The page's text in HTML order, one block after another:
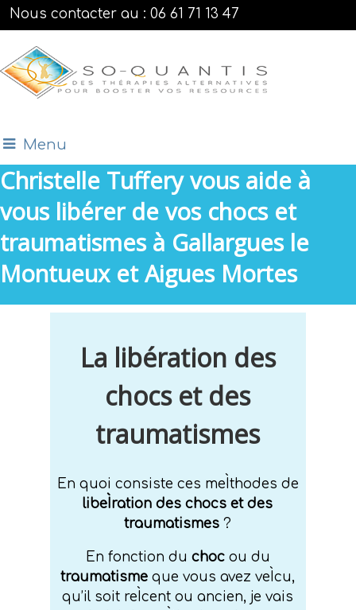
Nous contacter au : 06 61 71 13 47
Menu
Christelle Tuffery vous aide à
vous libérer de vos chocs et
traumatismes à Gallargues le
Montueux et Aigues Mortes
La libération des
chocs et des
traumatismes
En quoi consiste ces meÌthodes de
libeÌration des chocs et des
traumatismes?
En fonction du chocou du
traumatisme que vous avez veÌcu,
qu’il soit reÌcent ou ancien, je vais